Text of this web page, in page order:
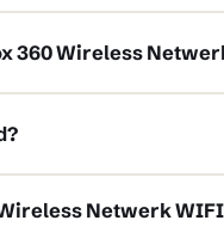
360 Wireless
Netwerk